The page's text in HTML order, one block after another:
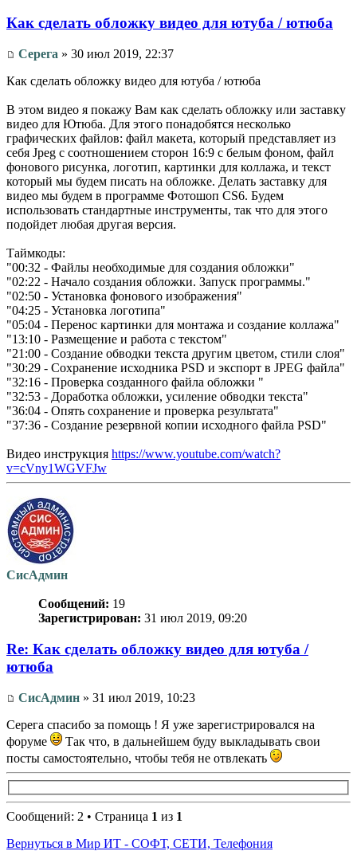
Как сделать обложку видео для ютуба / ютюба
Серега » 30 июл 2019, 22:37
Как сделать обложку видео для ютуба / ютюба
В этом видео я покажу Вам как сделать обложку или заставку
видео для Ютюба. Для этого понадобятся несколько
графических файлов: файл макета, который представляет из
себя Jpeg с соотношением сторон 16:9 с белым фоном, файл
фонового рисунка, логотип, картинки для коллажа, и текст
который мы будем писать на обложке. Делать заставку для
видео мы будем в программе Фотошоп CS6. Будем
использовать стандартные инструменты, так что для этого
подойдет любая другая версия.
Таймкоды:
"00:32 - Файлы необходимые для создания обложки"
"02:22 - Начало создания обложки. Запуск программы."
"02:50 - Установка фонового изображения"
"04:25 - Установка логотипа"
"05:04 - Перенос картинки для монтажа и создание коллажа"
"13:10 - Размещение и работа с текстом"
"21:00 - Создание обводки текста другим цветом, стили слоя"
"30:29 - Сохранение исходника PSD и экспорт в JPEG файла"
"32:16 - Проверка созданного файла обложки "
"32:53 - Доработка обложки, усиление обводки текста"
"36:04 - Опять сохранение и проверка результата"
"37:36 - Создание резервной копии исходного файла PSD"
Видео инструкция https://www.youtube.com/watch?
v=cVny1WGVFJw
СисАдмин
Сообщений: 19
Зарегистрирован: 31 июл 2019, 09:20
Re: Как сделать обложку видео для ютуба /
ютюба
СисАдмин » 31 июл 2019, 10:23
Серега спасибо за помощь ! Я уже зарегистрировался на
форуме
Так что, в дальнейшем буду выкладывать свои
посты самостоятельно, чтобы тебя не отвлекать
Сообщений: 2 • Страница 1 из 1
Вернуться в Мир ИТ - СОФТ, СЕТИ, Телефония